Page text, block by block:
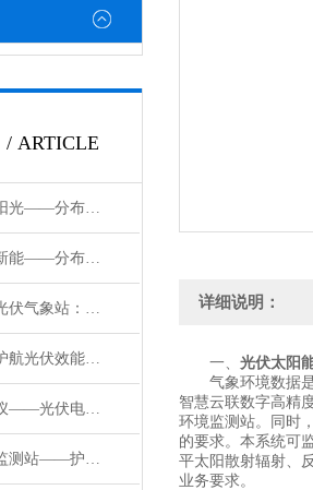
/ ARTICLE
精准感知每一缕阳光——分布式光伏环境气象监测设备的实践与赋能
微感万象，光启新能——分布式光伏气象环境监测仪器的增效密码
十一要素分布式光伏气象站：为光伏高效运维注入“气象智慧”
感知环境脉动，护航光伏效能——分布式光伏电站环境监测设备的核心价值
伏电站环境监测仪——光伏电站环境监测设备2024已更新
太阳能发电环境监测站——护航绿色能源的光伏环境监测仪器#2024已更新
详细说明：
一、 光伏太阳
气象环境数据是
智慧云联数字高精
环境监测站。同时
的要求。本系统可
平太阳散射辐射、
业务要求。